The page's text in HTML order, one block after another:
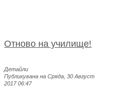
Отново на училище!
Детайли
Публикувана на Сряда, 30 Август
2017 06:47